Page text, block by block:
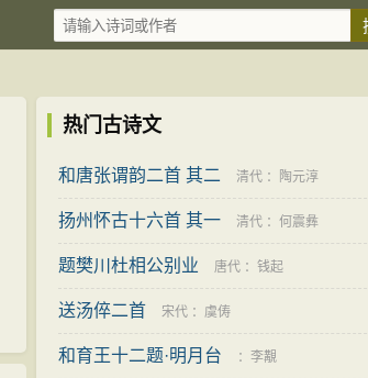
热门古诗文
和唐张谓韵二首 其二 清代 ： 陶元淳
扬州怀古十六首 其一 清代 ： 何震彝
题樊川杜相公别业 唐代 ： 钱起
送汤倅二首 宋代 ： 虞俦
和育王十二题·明月台 ： 李覯